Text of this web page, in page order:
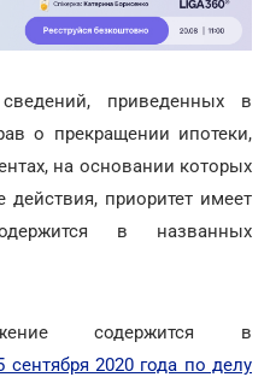
приведенных в
о прекращении ипотеки,
на основании которых
приоритет имеет
в названных
содержится в
2020 года по делу